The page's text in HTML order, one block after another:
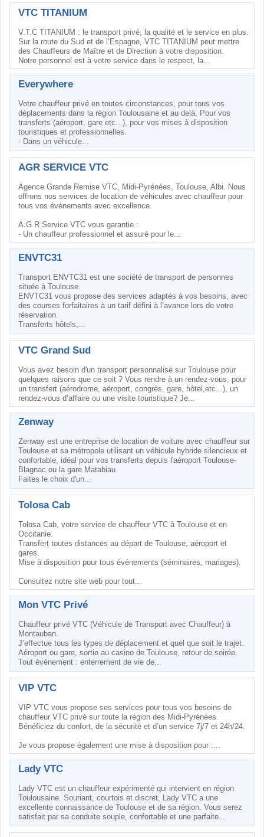
VTC TITANIUM
V.T.C TITANIUM : le transport privé, la qualité et le service en plus.
Sur la route du Sud et de l’Espagne, VTC TITANIUM peut mettre
des Chauffeurs de Maître et de Direction à votre disposition.
Notre personnel est à votre service dans le respect, la...
Everywhere
Votre chauffeur privé en toutes circonstances, pour tous vos
déplacements dans la région Toulousaine et au delà. Pour vos
transferts (aéroport, gare etc...), pour vos mises à disposition
touristiques et professionnelles.
- Dans un véhicule...
AGR SERVICE VTC
Agence Grande Remise VTC, Midi-Pyrénées, Toulouse, Albi. Nous
offrons nos services de location de véhicules avec chauffeur pour
tous vos événements avec excellence.
A.G.R Service VTC vous garantie :
- Un chauffeur professionnel et assuré pour le...
ENVTC31
Transport ENVTC31 est une société de transport de personnes
située à Toulouse.
ENVTC31 vous propose des services adaptés à vos besoins, avec
des courses forfaitaires à un tarif défini à l’avance lors de votre
réservation.
Transferts hôtels,...
VTC Grand Sud
Vous avez besoin d'un transport personnalisé sur Toulouse pour
quelques raisons que ce soit ? Vous rendre à un rendez-vous, pour
un transfert (aérodrome, aéroport, congrès, gare, hôtel,etc...), un
rendez-vous d’affaire ou une visite touristique? Je...
Zenway
Zenway est une entreprise de location de voiture avec chauffeur sur
Toulouse et sa métropole utilisant un véhicule hybride silencieux et
confortable, idéal pour vos transferts depuis l'aéroport Toulouse-
Blagnac ou la gare Matabiau.
Faites le choix d'un...
Tolosa Cab
Tolosa Cab, votre service de chauffeur VTC à Toulouse et en
Occitanie.
Transfert toutes distances au départ de Toulouse, aéroport et
gares.
Mise à disposition pour tous événements (séminaires, mariages).
Consultez notre site web pour tout...
Mon VTC Privé
Chauffeur privé VTC (Véhicule de Transport avec Chauffeur) à
Montauban.
J’effectue tous les types de déplacement et quel que soit le trajet.
Aéroport ou gare, sortie au casino de Toulouse, retour de soirée.
Tout événement : enterrement de vie de...
VIP VTC
VIP VTC vous propose ses services pour tous vos besoins de
chauffeur VTC privé sur toute la région des Midi-Pyrénées.
Bénéficiez du confort, de la sécurité et d’un service 7j/7 et 24h/24.
Je vous propose également une mise à disposition pour :...
Lady VTC
Lady VTC est un chauffeur expérimenté qui intervient en région
Toulousaine. Souriant, courtois et discret, Lady VTC a une
excellente connaissance de Toulouse et de sa région. Vous serez
satisfait par sa conduite souple, confortable et une parfaite...